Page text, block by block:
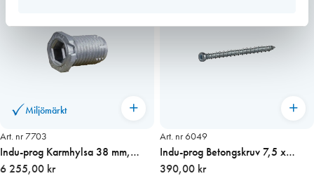
Miljömärkt
Art. nr 7703
Indu-prog Karmhylsa 38 mm,
600-pack
6 255,00 kr
Art. nr 6049
Indu-prog Betongskruv 7,5 x
132mm (TX30) 50-pack
390,00 kr